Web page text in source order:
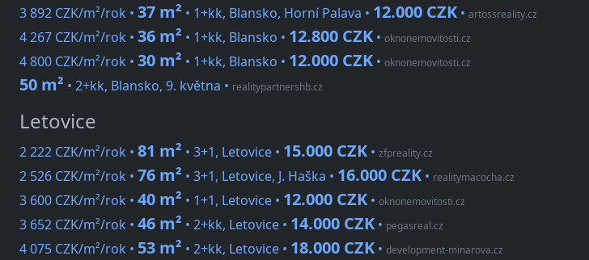
3 892 CZK/m²/rok • 37 m² • 1+kk, Blansko, Horní Palava • 12.000 CZK • artossreality.cz
4 267 CZK/m²/rok • 36 m² • 1+kk, Blansko • 12.800 CZK • oknonemovitosti.cz
4 800 CZK/m²/rok • 30 m² • 1+kk, Blansko • 12.000 CZK • oknonemovitosti.cz
50 m² • 2+kk, Blansko, 9. května • realitypartnershb.cz
Letovice
2 222 CZK/m²/rok • 81 m² • 3+1, Letovice • 15.000 CZK • zfpreality.cz
2 526 CZK/m²/rok • 76 m² • 3+1, Letovice, J. Haška • 16.000 CZK • realitymacocha.cz
3 600 CZK/m²/rok • 40 m² • 1+1, Letovice • 12.000 CZK • oknonemovitosti.cz
3 652 CZK/m²/rok • 46 m² • 2+kk, Letovice • 14.000 CZK • pegasreal.cz
4 075 CZK/m²/rok • 53 m² • 2+kk, Letovice • 18.000 CZK • development-minarova.cz